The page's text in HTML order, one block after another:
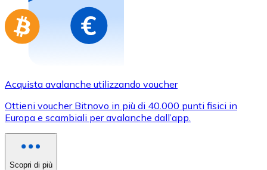
Acquista avalanche utilizzando voucher
Ottieni voucher Bitnovo in più di 40.000 punti fisici in
Europa e scambiali per avalanche dall’app.
Scopri di più